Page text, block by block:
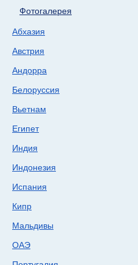
Фотогалерея
Абхазия
Австрия
Андорра
Белоруссия
Вьетнам
Египет
Индия
Индонезия
Испания
Кипр
Мальдивы
ОАЭ